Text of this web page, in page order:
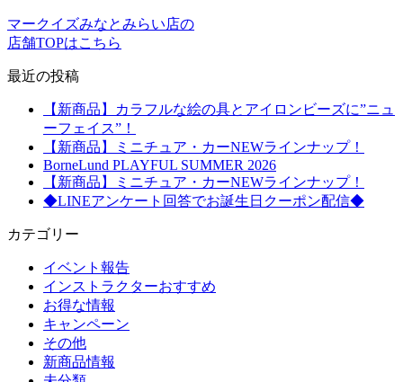
マークイズみなとみらい店の
店舗TOPはこちら
最近の投稿
【新商品】カラフルな絵の具とアイロンビーズに”ニュ
ーフェイス”！
【新商品】ミニチュア・カーNEWラインナップ！
BorneLund PLAYFUL SUMMER 2026
【新商品】ミニチュア・カーNEWラインナップ！
◆LINEアンケート回答でお誕生日クーポン配信◆
カテゴリー
イベント報告
インストラクターおすすめ
お得な情報
キャンペーン
その他
新商品情報